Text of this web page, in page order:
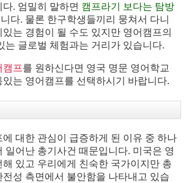
. 엄밀히 말하면 캠프라기 보다는 탐방
다. 물론 한구학생들끼리 뭉쳐서 다니
는 경험이 될 수도 있지만 영어캠프의
는 글로벌 체험과는 거리가 있습니다.
캠프를 원하신다면 영국 명문 영어학교
는 영어캠프를 선택하시기 바랍니다.
대한 관심이 급증하게 된 이유 중 하나
일어난 총기사건 때문입니다. 미국은 영
있고 우리에게 친숙한 국가이지만 총
성 측면에서 불안함을 나타내고 있습